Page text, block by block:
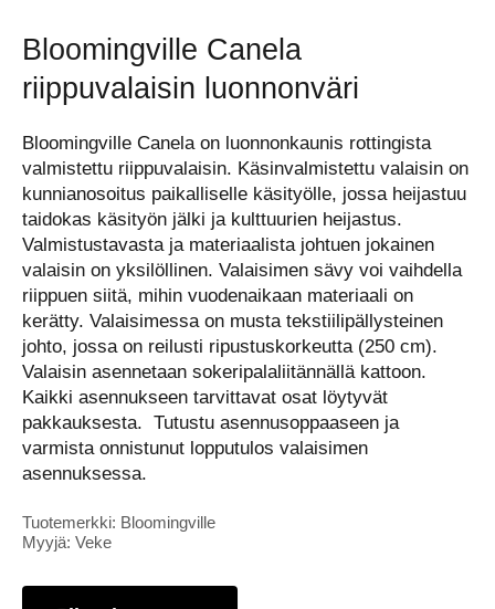
Bloomingville Canela
riippuvalaisin luonnonväri
Bloomingville Canela on luonnonkaunis rottingista
valmistettu riippuvalaisin. Käsinvalmistettu valaisin on
kunnianosoitus paikalliselle käsityölle, jossa heijastuu
taidokas käsityön jälki ja kulttuurien heijastus.
Valmistustavasta ja materiaalista johtuen jokainen
valaisin on yksilöllinen. Valaisimen sävy voi vaihdella
riippuen siitä, mihin vuodenaikaan materiaali on
kerätty. Valaisimessa on musta tekstiilipällysteinen
johto, jossa on reilusti ripustuskorkeutta (250 cm).
Valaisin asennetaan sokeripalaliitännällä kattoon.
Kaikki asennukseen tarvittavat osat löytyvät
pakkauksesta. Tutustu asennusoppaaseen ja
varmista onnistunut lopputulos valaisimen
asennuksessa.
Tuotemerkki: Bloomingville
Myyjä: Veke